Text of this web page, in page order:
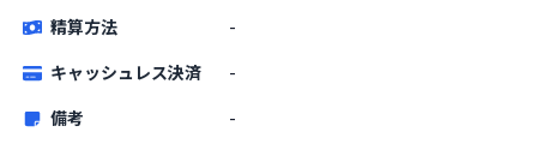
精算方法
-
キャッシュレス決済
-
備考
-